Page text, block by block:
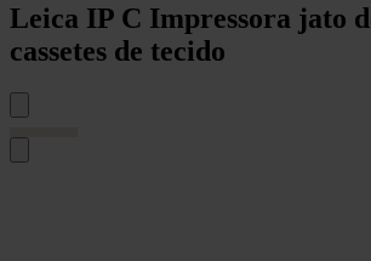
Leica IP C Impressora jato
cassetes de tecido